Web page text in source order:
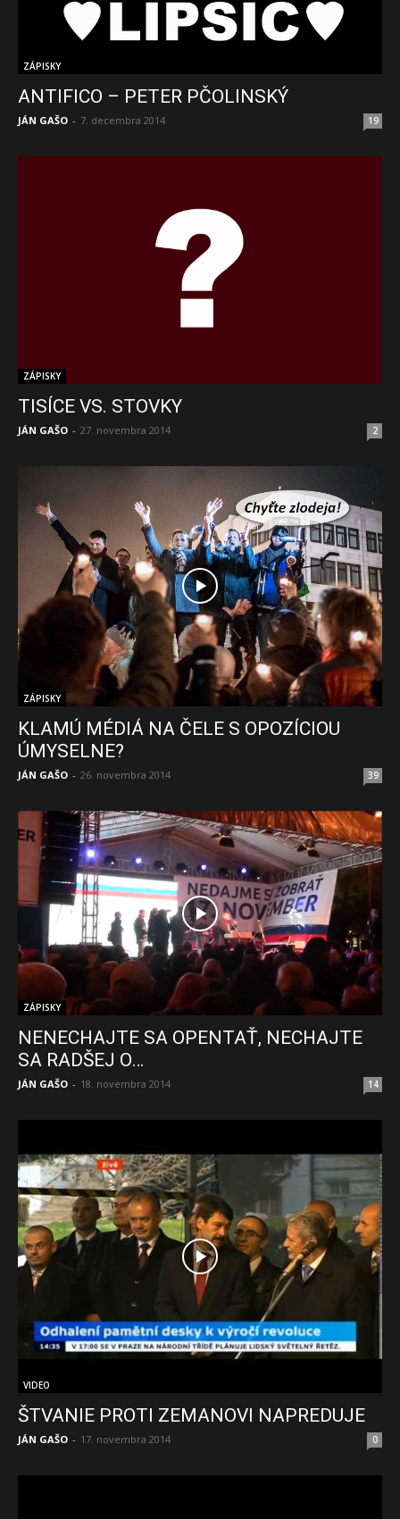
ZÁPISKY
ANTIFICO – PETER PČOLINSKÝ
JÁN GAŠO - 7. decembra 2014 19
ZÁPISKY
TISÍCE VS. STOVKY
JÁN GAŠO - 27. novembra 2014 2
ZÁPISKY
KLAMÚ MÉDIÁ NA ČELE S OPOZÍCIOU
ÚMYSELNE?
JÁN GAŠO - 26. novembra 2014 39
ZÁPISKY
NENECHAJTE SA OPENTAŤ, NECHAJTE
SA RADŠEJ O…
JÁN GAŠO - 18. novembra 2014 14
VIDEO
ŠTVANIE PROTI ZEMANOVI NAPREDUJE
JÁN GAŠO - 17. novembra 2014 0